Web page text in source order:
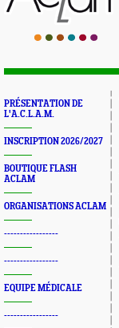
PRÉSENTATION DE
L'A.C.L.A.M.
INSCRIPTION 2026/2027
BOUTIQUE FLASH
ACLAM
ORGANISATIONS ACLAM
-----------------
-----------------
EQUIPE MÉDICALE
-----------------